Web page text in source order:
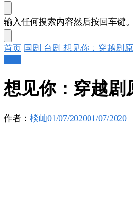
找
什
么
东
西
吗?
输入任何搜索内容然后按回车键。
首页 国剧 台剧 想见你：穿越剧
想见你：穿越剧
作者： 棪屾01/07/202001/07/2020